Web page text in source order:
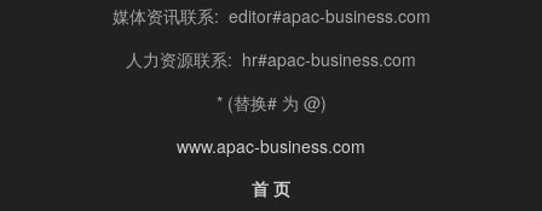
媒体资讯联系: editor#apac-business.com
人力资源联系: hr#apac-business.com
* (替换# 为 @)
www.apac-business.com
首 页